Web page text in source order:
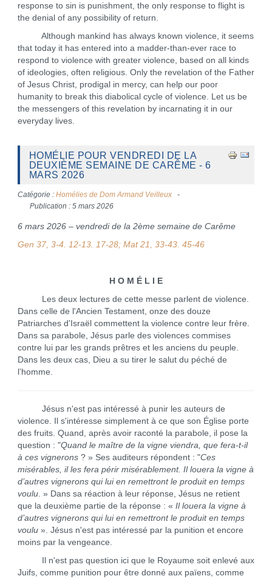
response to sin is punishment, the only response to flight is
the denial of any possibility of return.
Although mankind has always known violence, it seems
that today it has entered into a madder-than-ever race to
respond to violence with greater violence, based on all kinds
of ideologies, often religious. Only the revelation of the Father
of Jesus Christ, prodigal in mercy, can help our poor
humanity to break this diabolical cycle of violence. Let us be
the messengers of this revelation by incarnating it in our
everyday lives.
HOMÉLIE POUR VENDREDI DE LA
DEUXIÈME SEMAINE DE CARÊME - 6
MARS 2026
Catégorie : Homélies de Dom Armand Veilleux
Publication : 5 mars 2026
6 mars 2026 – vendredi de la 2ème semaine de Carême
Gen 37, 3-4. 12-13. 17-28; Mat 21, 33-43. 45-46
H O M É L I E
Les deux lectures de cette messe parlent de violence.
Dans celle de l'Ancien Testament, onze des douze
Patriarches d'Israël commettent la violence contre leur frère.
Dans sa parabole, Jésus parle des violences commises
contre lui par les grands prêtres et les anciens du peuple.
Dans les deux cas, Dieu a su tirer le salut du péché de
l’homme.
Jésus n'est pas intéressé à punir les auteurs de
violence. Il s'intéresse simplement à ce que son Église porte
des fruits. Quand, après avoir raconté la parabole, il pose la
question : "Quand le maître de la vigne viendra, que fera-t-il
à ces vignerons? » Ses auditeurs répondent : "Ces
misérables, il les fera périr misérablement. Il louera la vigne à
d’autres vignerons qui lui en remettront le produit en temps
voulu. » Dans sa réaction à leur réponse, Jésus ne retient
que la deuxième partie de la réponse : « Il louera la vigne à
d’autres vignerons qui lui en remettront le produit en temps
voulu». Jésus n'est pas intéressé par la punition et encore
moins par la vengeance.
Il n'est pas question ici que le Royaume soit enlevé aux
Juifs, comme punition pour être donné aux païens, comme